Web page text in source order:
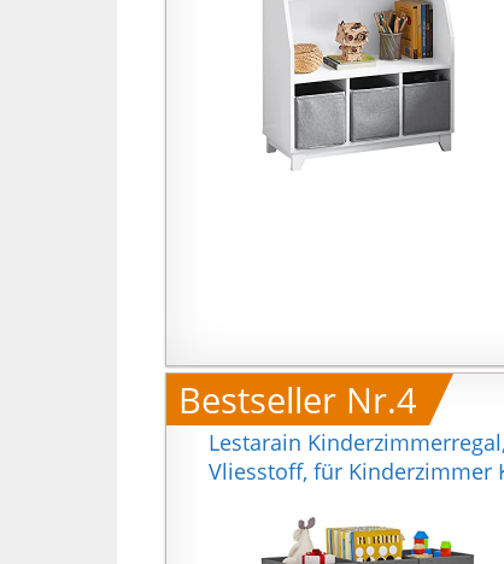
Bestseller Nr.4
Lestarain
Vliesstoff, für Kinderzimmer